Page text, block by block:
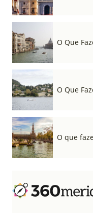
O Que
O Que
O que